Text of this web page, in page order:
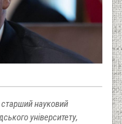
старший науковий
університету,